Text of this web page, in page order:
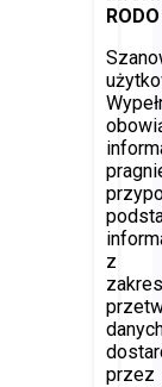
RODO
z
przez